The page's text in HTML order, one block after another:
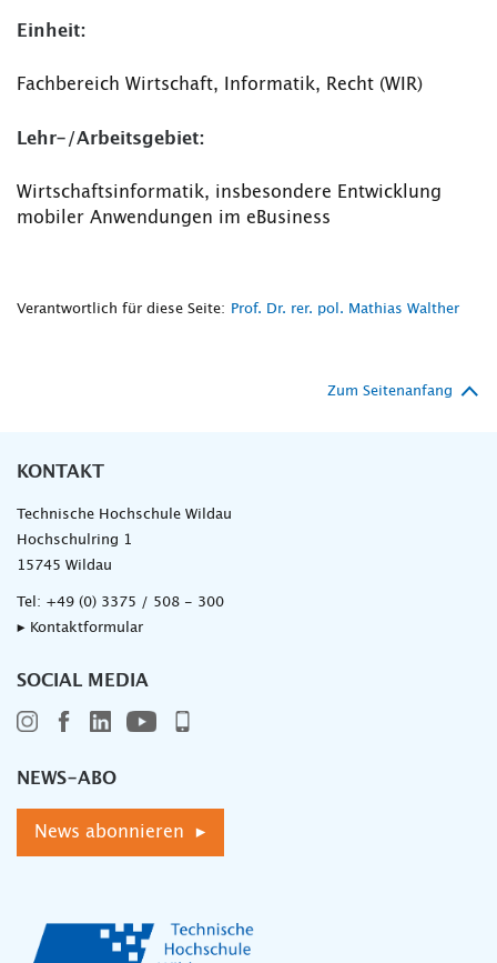
Einheit:
Fachbereich Wirtschaft, Informatik, Recht (WIR)
Lehr-/Arbeitsgebiet:
Wirtschaftsinformatik, insbesondere Entwicklung
mobiler Anwendungen im eBusiness
Verantwortlich für diese Seite: Prof. Dr. rer. pol. Mathias Walther
Zum Seitenanfang
KONTAKT
Technische Hochschule Wildau
Hochschulring 1
15745 Wildau
Tel: +49 (0) 3375 / 508 - 300
▸ Kontaktformular
SOCIAL MEDIA
NEWS-ABO
News abonnieren ▸